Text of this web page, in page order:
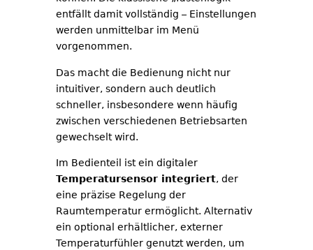
entfällt damit vollständig – Einstellungen
werden unmittelbar im Menü
vorgenommen.
Das macht die Bedienung nicht nur
intuitiver, sondern auch deutlich
schneller, insbesondere wenn häufig
zwischen verschiedenen Betriebsarten
gewechselt wird.
Im Bedienteil ist ein digitaler
Temperatursensor integriert, der
eine präzise Regelung der
Raumtemperatur ermöglicht. Alternativ
ein optional erhältlicher, externer
Temperaturfühler genutzt werden, um